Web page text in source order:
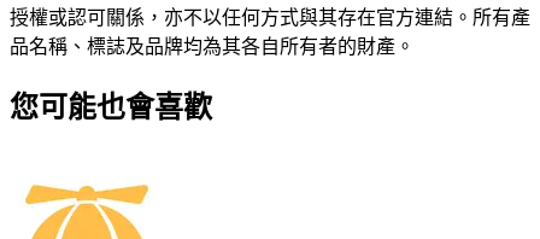
授權或認可關係，亦不以任何方式與其存在官方連結。所有產
品名稱、標誌及品牌均為其各自所有者的財產。
您可能也會喜歡